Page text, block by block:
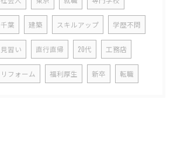
千葉 建築 スキルアップ 学歴不問
見習い 直行直帰 20代 工務店
リフォーム 福利厚生 新卒 転職